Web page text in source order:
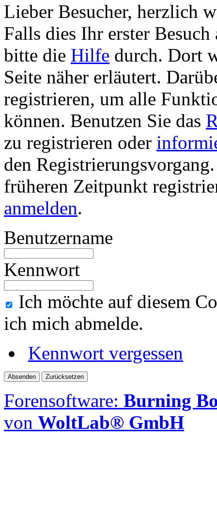
Lieber Besucher, herzlich
Falls dies Ihr erster
bitte die Hilfe durch. Dort
Seite näher erläutert.
registrieren, um alle
können. Benutzen Sie das
zu registrieren oder
den
früheren Zeitpunkt
anmelden.
Benutzername
Kennwort
Ich möchte auf diesem
ich mich abmelde.
Kennwort vergessen
Forensoftware: Burning
von WoltLab® GmbH